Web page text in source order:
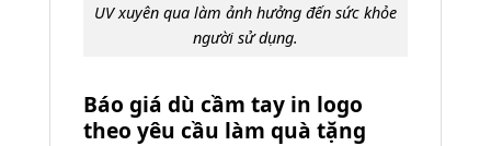
UV xuyên qua làm ảnh hưởng đến sức khỏe
người sử dụng.
Báo giá dù cầm tay in logo
theo yêu cầu làm quà tặng